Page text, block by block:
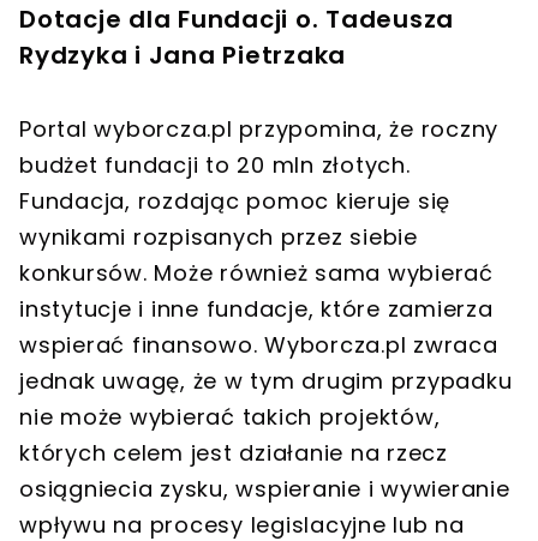
Dotacje dla Fundacji o. Tadeusza
Rydzyka i Jana Pietrzaka
Portal wyborcza.pl przypomina, że roczny
budżet fundacji to 20 mln złotych.
Fundacja, rozdając pomoc kieruje się
wynikami rozpisanych przez siebie
konkursów. Może również sama wybierać
instytucje i inne fundacje, które zamierza
wspierać finansowo. Wyborcza.pl zwraca
jednak uwagę, że w tym drugim przypadku
nie może wybierać takich projektów,
których celem jest działanie na rzecz
osiągniecia zysku, wspieranie i wywieranie
wpływu na procesy legislacyjne lub na